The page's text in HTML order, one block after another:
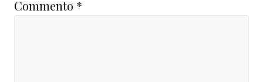
Commento *